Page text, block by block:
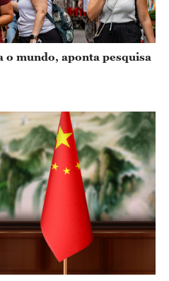
mundo, aponta pesquisa